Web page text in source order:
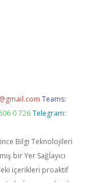
Teams:
0 726 Telegram:
Bilgi Teknolojileri
bir Yer Sağlayıcı
içerikleri proaktif